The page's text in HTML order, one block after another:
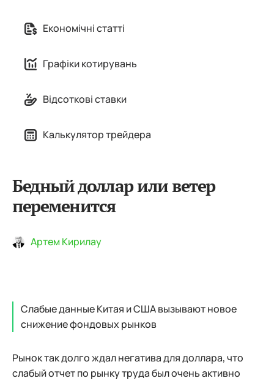
Партнерська програма
Економічні статті
Графіки котирувань
Відсоткові ставки
Калькулятор трейдера
Бедный доллар или ветер
переменится
Артем Кирилау
Слабые данные Китая и США вызывают новое
снижение фондовых рынков
Рынок так долго ждал негатива для доллара, что
слабый отчет по рынку труда был очень активно